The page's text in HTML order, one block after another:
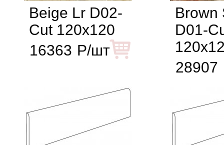
Beige Lr D02-
Cut 120x120
16363 Р/шт
Brown
D01-
28907